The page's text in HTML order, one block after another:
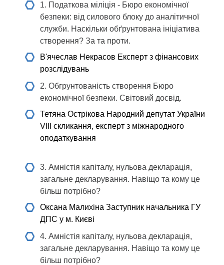
1. Податкова міліція - Бюро економічної
безпеки: від силового блоку до аналітичної
служби. Наскільки обґрунтована ініціатива
створення? За та проти.
В'ячеслав Некрасов Експерт з фінансових
розслідувань
2. Обгрунтованість створення Бюро
економічної безпеки. Світовий досвід.
Тетяна Острікова Народний депутат України
VIII скликання, експерт з міжнародного
оподаткування
3. Амністія капіталу, нульова декларація,
загальне декларування. Навіщо та кому це
більш потрібно?
Оксана Малихiна Заступник начальника ГУ
ДПС у м. Києвi
4. Амністія капіталу, нульова декларація,
загальне декларування. Навіщо та кому це
більш потрібно?